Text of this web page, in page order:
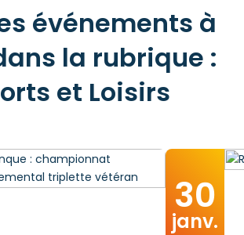
événements à
la rubrique :
et Loisirs
30
janv.